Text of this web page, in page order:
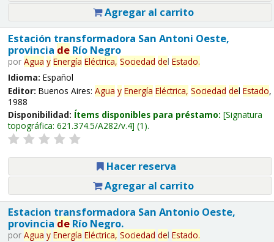
Agregar al carrito
Estación transformadora San Antoni Oeste,
provincia deRío Negro
por Agua y Energía Eléctrica, Sociedad del Estado.
Idioma: Español
Editor: Buenos Aires: Agua y Energía Eléctrica, Sociedad del Estado,
1988
Disponibilidad: Ítems disponibles para préstamo: Signatura
topográfica: 621.374.5/A282/v.4 (1).
Hacer reserva
Agregar al carrito
Estacion transformadora San Antonio Oeste,
provincia deRío Negro.
por Agua y Energía Eléctrica, Sociedad del Estado.